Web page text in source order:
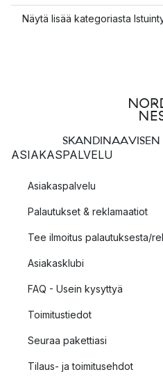
Näytä lisää kategoriasta
SKANDINAAVISEN
ASIAKASPALVELU
Asiakaspalvelu
Palautukset & reklamaatiot
Tee ilmoitus palautuksesta/
Asiakasklubi
FAQ - Usein kysyttyä
Toimitustiedot
Seuraa pakettiasi
Tilaus- ja toimitusehdot